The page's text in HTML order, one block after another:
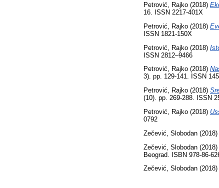
Petrović, Rajko (2018)
16. ISSN 2217-401X
Petrović, Rajko (2018)
ISSN 1821-150X
Petrović, Rajko (2018)
ISSN 2812–9466
Petrović, Rajko (2018)
3). pp. 129-141. ISSN
Petrović, Rajko (2018)
(10). pp. 269-288. ISSN
Petrović, Rajko (2018)
0792
Zečević, Slobodan (2018)
Zečević, Slobodan (2018)
Beograd. ISBN 978-86-
Zečević, Slobodan (2018)